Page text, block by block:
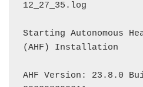
12_27_35.log
Starting Autonomous
(AHF) Installation
AHF Version: 23.8.0